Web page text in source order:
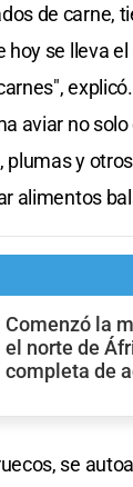
de carne,
hoy se lleva
aviar no
plumas y
alimentos
Comenzó la
el norte de
completa de
se